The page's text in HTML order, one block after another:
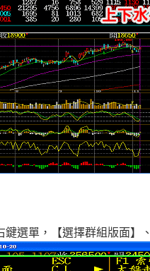
鍵選單，【選擇群組版面】